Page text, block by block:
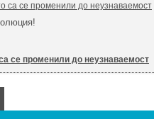
са се променили до неузнаваемост
се променили до неузнаваемост